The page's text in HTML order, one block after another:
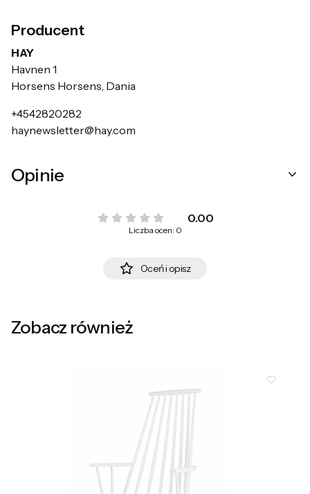
Producent
HAY
Havnen 1
Horsens Horsens, Dania
+4542820282
haynewsletter@hay.com
Opinie
0.00
Liczba ocen: 0
Oceń i opisz
Zobacz również